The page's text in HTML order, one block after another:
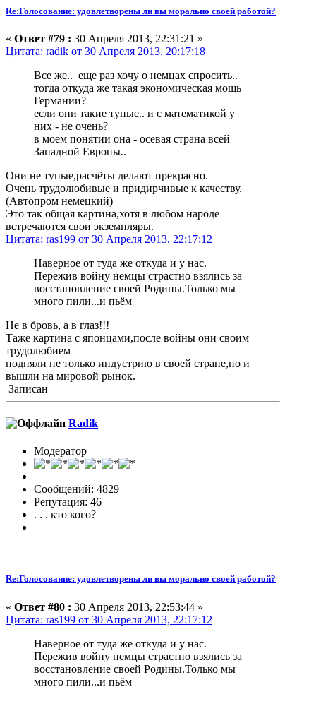
Re:Голосование: удовлетворены ли вы морально своей работой?
« Ответ #79 : 30 Апреля 2013, 22:31:21 »
Цитата: radik от 30 Апреля 2013, 20:17:18
Все же.. еще раз хочу о немцах спросить..
тогда откуда же такая экономическая мощь
Германии?
если они такие тупые.. и с математикой у
них - не очень?
в моем понятии она - осевая страна всей
Западной Европы..
Они не тупые,расчёты делают прекрасно.
Очень трудолюбивые и придирчивые к качеству.
(Автопром немецкий)
Это так общая картина,хотя в любом народе
встречаются свои экземпляры.
Цитата: ras199 от 30 Апреля 2013, 22:17:12
Наверное от туда же откуда и у нас.
Пережив войну немцы страстно взялись за
восстановление своей Родины.Только мы
много пили...и пьём
Не в бровь, а в глаз!!!
Таже картина с японцами,после войны они своим
трудолюбием
подняли не только индустрию в своей стране,но и
вышли на мировой рынок.
Записан
Radik
Модератор
Сообщений: 4829
Репутация: 46
. . . кто кого?
Re:Голосование: удовлетворены ли вы морально своей работой?
« Ответ #80 : 30 Апреля 2013, 22:53:44 »
Цитата: ras199 от 30 Апреля 2013, 22:17:12
Наверное от туда же откуда и у нас.
Пережив войну немцы страстно взялись за
восстановление своей Родины.Только мы
много пили...и пьём